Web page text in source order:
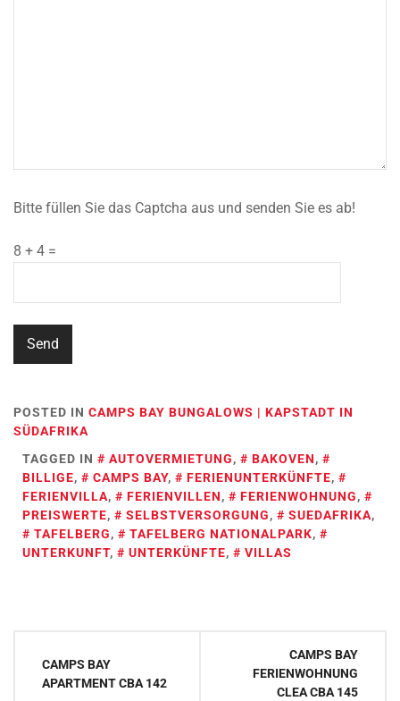
Bitte füllen Sie das Captcha aus und senden Sie es ab!
8 + 4 =
POSTED IN CAMPS BAY BUNGALOWS | KAPSTADT IN
SÜDAFRIKA
TAGGED IN
AUTOVERMIETUNG, BAKOVEN,
BILLIGE, CAMPS BAY, FERIENUNTERKÜNFTE,
FERIENVILLA, FERIENVILLEN, FERIENWOHNUNG,
PREISWERTE, SELBSTVERSORGUNG, SUEDAFRIKA,
TAFELBERG, TAFELBERG NATIONALPARK,
UNTERKUNFT, UNTERKÜNFTE, VILLAS
navigation
CAMPS BAY
APARTMENT CBA 142
CAMPS BAY
FERIENWOHNUNG
CLEA CBA 145